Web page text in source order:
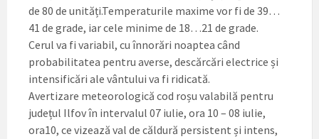
de 80 de unități.Temperaturile maxime vor fi de 39…
41 de grade, iar cele minime de 18…21 de grade.
Cerul va fi variabil, cu înnorări noaptea când
probabilitatea pentru averse, descărcări electrice și
intensificări ale vântului va fi ridicată.
Avertizare meteorologică cod roșu valabilă pentru
județul Ilfov în intervalul 07 iulie, ora 10 – 08 iulie,
ora10, ce vizează val de căldură persistent și intens,